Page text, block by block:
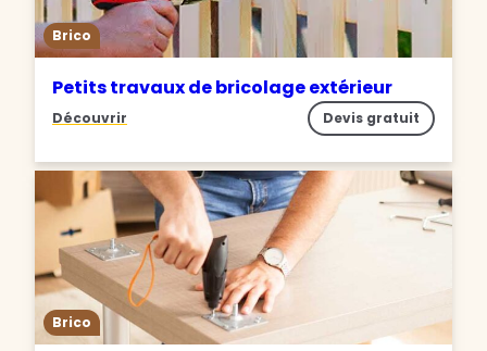
Brico
Petits travaux de bricolage extérieur
Découvrir Devis gratuit
Brico